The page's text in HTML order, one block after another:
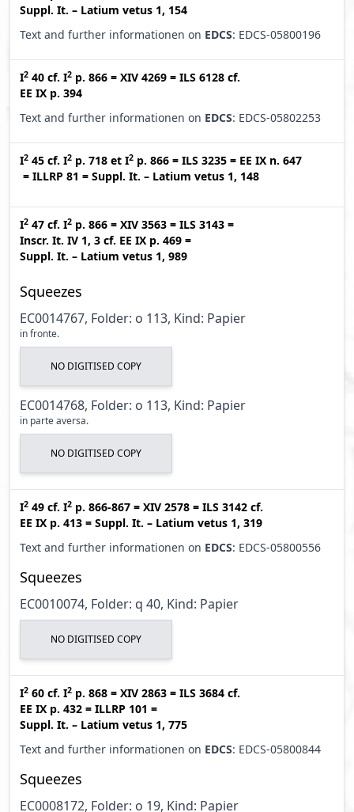
Suppl. It. – Latium vetus 1, 154
Text and further informationen on EDCS: EDCS-05800196
I2 40 cf. I2 p. 866 = XIV 4269 = ILS 6128 cf.
EE IX p. 394
Text and further informationen on EDCS: EDCS-05802253
I2 45 cf. I2 p. 718 et I2 p. 866 = ILS 3235 = EE IX n. 647
= ILLRP 81 = Suppl. It. – Latium vetus 1, 148
I2 47 cf. I2 p. 866 = XIV 3563 = ILS 3143 =
Inscr. It. IV 1, 3 cf. EE IX p. 469 =
Suppl. It. – Latium vetus 1, 989
Squeezes
EC0014767, Folder: o 113, Kind: Papier
in fronte.
NO DIGITISED COPY
EC0014768, Folder: o 113, Kind: Papier
in parte aversa.
NO DIGITISED COPY
I2 49 cf. I2 p. 866-867 = XIV 2578 = ILS 3142 cf.
EE IX p. 413 = Suppl. It. – Latium vetus 1, 319
Text and further informationen on EDCS: EDCS-05800556
Squeezes
EC0010074, Folder: q 40, Kind: Papier
NO DIGITISED COPY
I2 60 cf. I2 p. 868 = XIV 2863 = ILS 3684 cf.
EE IX p. 432 = ILLRP 101 =
Suppl. It. – Latium vetus 1, 775
Text and further informationen on EDCS: EDCS-05800844
Squeezes
EC0008172, Folder: o 19, Kind: Papier